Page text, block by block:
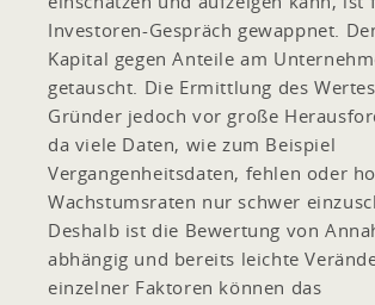
Investoren-Gespräch gewappnet.
Kapital gegen Anteile am
getauscht. Die Ermittlung des
Gründer jedoch vor große
da viele Daten, wie zum Beispiel
Vergangenheitsdaten, fehlen oder
Wachstumsraten nur schwer
Deshalb ist die Bewertung von
abhängig und bereits leichte
einzelner Faktoren können das